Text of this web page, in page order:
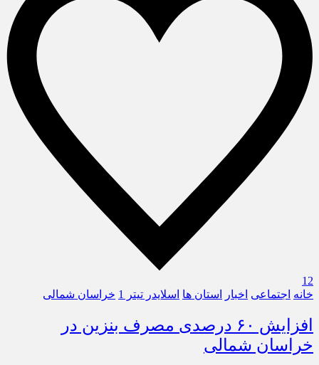
12
خانه اجتماعی اخبار استان ها اسلایدر تیتر 1 خراسان شمالی
افزایش ۶۰ درصدی مصرف بنزین در
خراسان شمالی